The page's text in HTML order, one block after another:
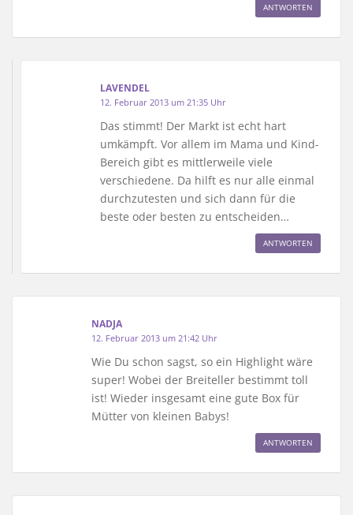
ANTWORTEN
LAVENDEL
12. Februar 2013 um 21:35 Uhr
Das stimmt! Der Markt ist echt hart
umkämpft. Vor allem im Mama und Kind-
Bereich gibt es mittlerweile viele
verschiedene. Da hilft es nur alle einmal
durchzutesten und sich dann für die
beste oder besten zu entscheiden…
ANTWORTEN
NADJA
12. Februar 2013 um 21:42 Uhr
Wie Du schon sagst, so ein Highlight wäre
super! Wobei der Breiteller bestimmt toll
ist! Wieder insgesamt eine gute Box für
Mütter von kleinen Babys!
ANTWORTEN